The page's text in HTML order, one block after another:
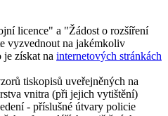
licence" a "Žádost o rozšíření
vyzvednout na jakémkoliv
získat na internetových stránkách
tiskopisů uveřejněných na
vnitra (při jejich vytištění)
- příslušné útvary policie